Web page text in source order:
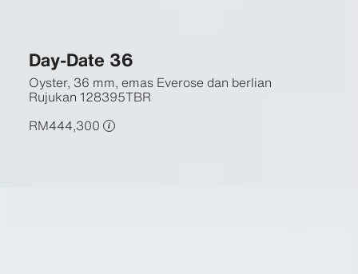
Day-Date 36
Oyster, 36 mm, emas Everose dan berlian
Rujukan 128395TBR
RM444,300